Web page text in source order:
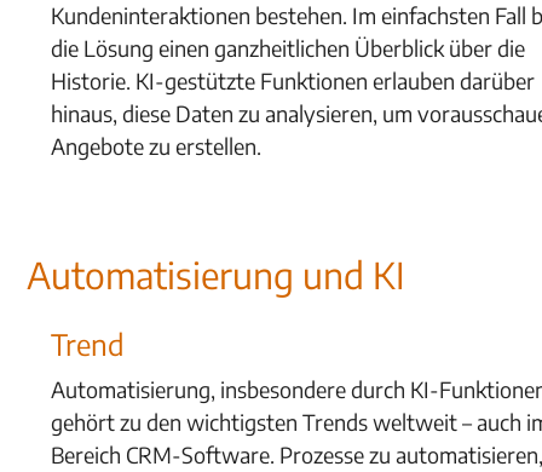
Kundeninteraktionen bestehen. Im einfachsten Fall
die Lösung einen ganzheitlichen Überblick über die
Historie. KI-gestützte Funktionen erlauben darüber
hinaus, diese Daten zu analysieren, um
Angebote zu erstellen.
Automatisierung und KI
Trend
Automatisierung, insbesondere durch KI-
gehört zu den wichtigsten Trends weltweit – auch
Bereich CRM-Software. Prozesse zu